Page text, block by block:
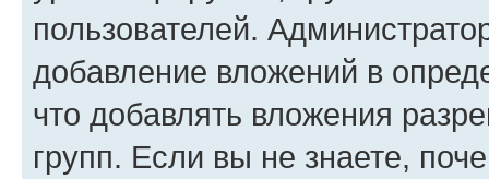
пользователей.
добавление вложений в
что добавлять вложения
групп. Если вы не знаете,